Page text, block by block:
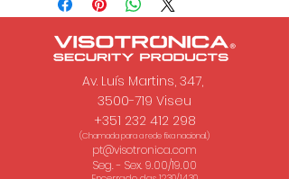
Av. Luís Martins, 347,
3500-719 Viseu
+351 232 412 298
(Chamada para a rede fixa nacional.)
pt@visotronica.com
Seg. - Sex. 9.00/19.00